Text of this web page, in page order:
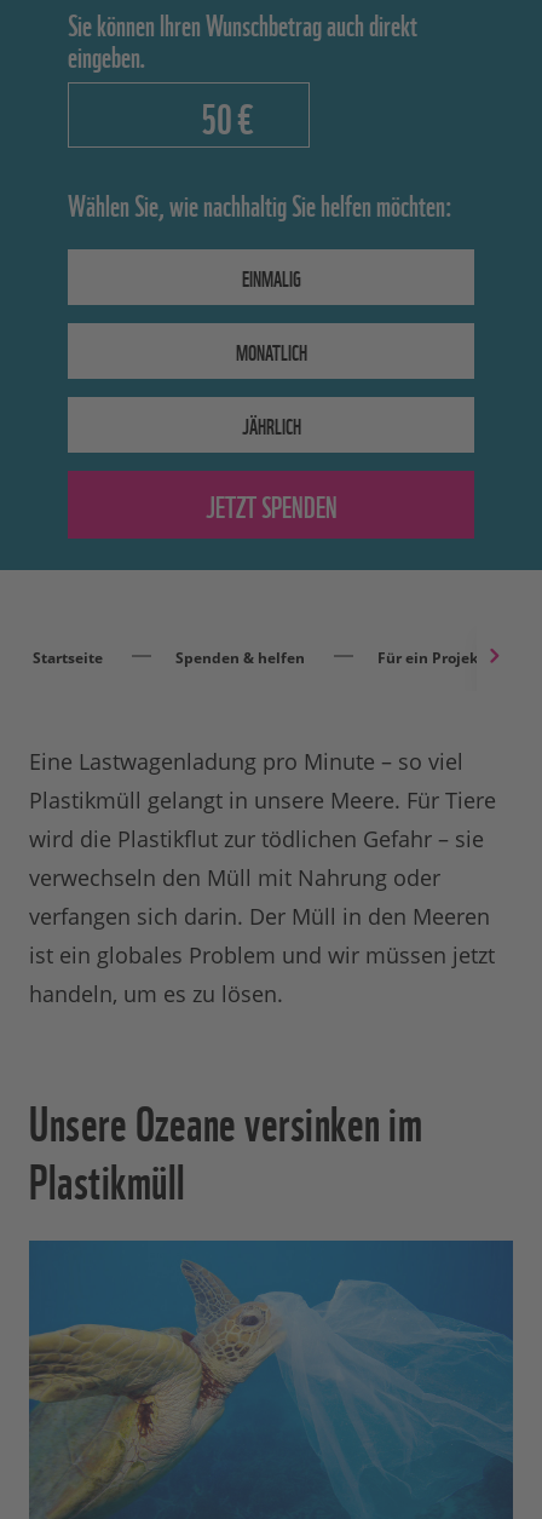
Sie können Ihren Wunschbetrag auch direkt
eingeben.
€
Wählen Sie, wie nachhaltig Sie helfen möchten:
EINMALIG
MONATLICH
JÄHRLICH
Startseite Spenden & helfen Für ein Projekt
Eine Lastwagenladung pro Minute – so viel
Plastikmüll gelangt in unsere Meere. Für Tiere
wird die Plastikflut zur tödlichen Gefahr – sie
verwechseln den Müll mit Nahrung oder
verfangen sich darin. Der Müll in den Meeren
ist ein globales Problem und wir müssen jetzt
handeln, um es zu lösen.
Unsere Ozeane versinken im
Plastikmüll